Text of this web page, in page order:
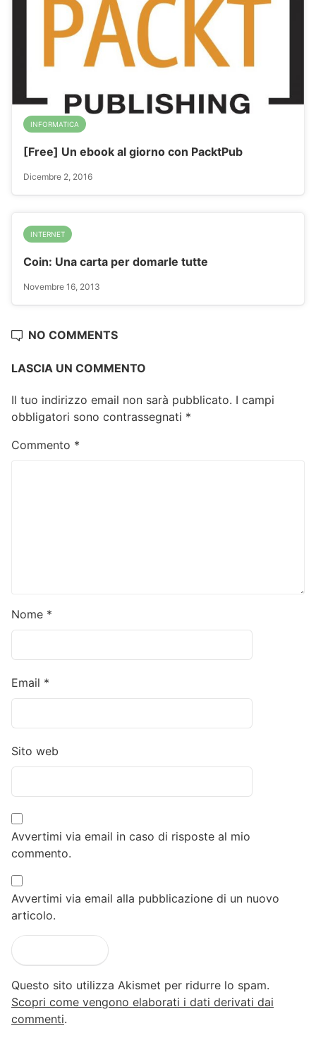
INFORMATICA
[Free] Un ebook al giorno con PacktPub
Dicembre 2, 2016
INTERNET
Coin: Una carta per domarle tutte
Novembre 16, 2013
NO COMMENTS
LASCIA UN COMMENTO
Il tuo indirizzo email non sarà pubblicato. I campi
obbligatori sono contrassegnati *
Commento *
Nome *
Email *
Sito web
Avvertimi via email in caso di risposte al mio
commento.
Avvertimi via email alla pubblicazione di un nuovo
articolo.
Questo sito utilizza Akismet per ridurre lo spam.
Scopri come vengono elaborati i dati derivati dai
commenti.